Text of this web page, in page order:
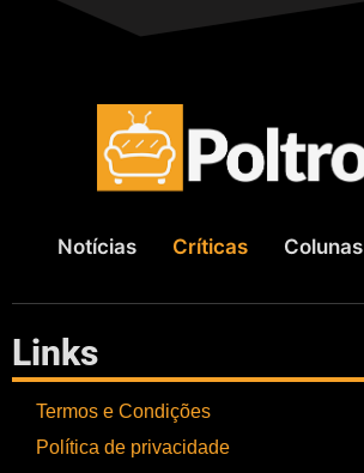
Notícias Críticas Colunas
Links
Termos e Condições
Política de privacidade